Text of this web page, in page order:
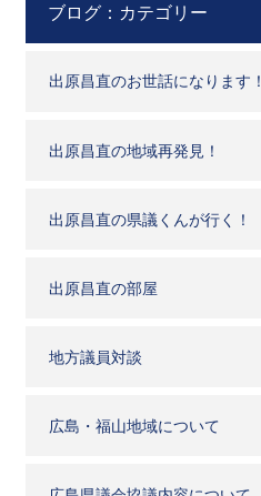
ブログ：カテゴリー
出原昌直のお世話になります！
出原昌直の地域再発見！
出原昌直の県議くんが行く！
出原昌直の部屋
地方議員対談
広島・福山地域について